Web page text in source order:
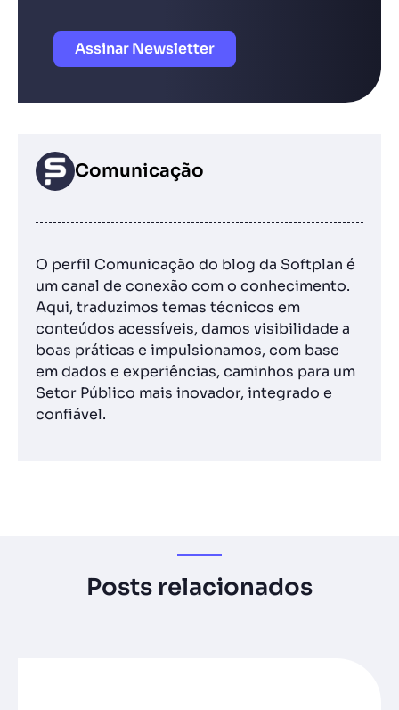
Assinar Newsletter
Comunicação
O perfil Comunicação do blog da Softplan é
um canal de conexão com o conhecimento.
Aqui, traduzimos temas técnicos em
conteúdos acessíveis, damos visibilidade a
boas práticas e impulsionamos, com base
em dados e experiências, caminhos para um
Setor Público mais inovador, integrado e
confiável.
Posts relacionados